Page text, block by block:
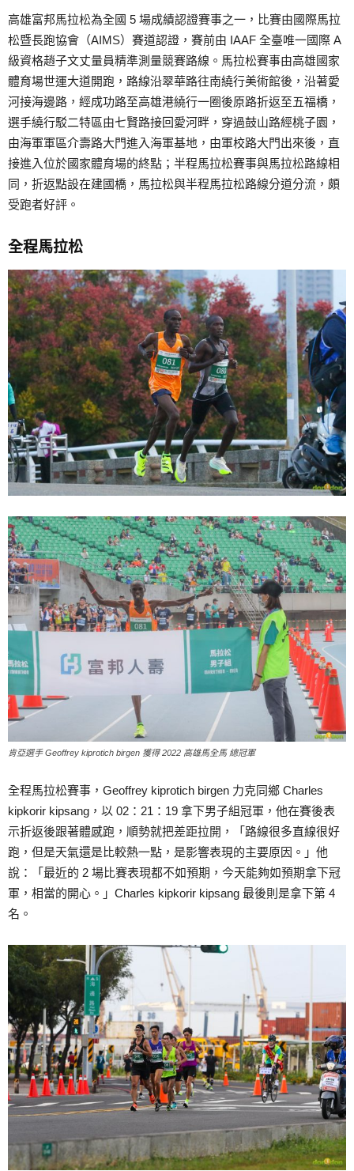
高雄富邦馬拉松為全國 5 場成績認證賽事之一，比賽由國際馬拉
松暨長跑協會（AIMS）賽道認證，賽前由 IAAF 全臺唯一國際 A
級資格趙子文丈量員精準測量競賽路線。馬拉松賽事由高雄國家
體育場世運大道開跑，路線沿翠華路往南繞行美術館後，沿著愛
河接海邊路，經成功路至高雄港繞行一圈後原路折返至五福橋，
選手繞行駁二特區由七賢路接回愛河畔，穿過鼓山路經桃子園，
由海軍軍區介壽路大門進入海軍基地，由軍校路大門出來後，直
接進入位於國家體育場的終點；半程馬拉松賽事與馬拉松路線相
同，折返點設在建國橋，馬拉松與半程馬拉松路線分道分流，頗
受跑者好評。
全程馬拉松
肯亞選手 Geoffrey kiprotich birgen 獲得 2022 高雄馬全馬 總冠軍
全程馬拉松賽事，Geoffrey kiprotich birgen 力克同鄉 Charles
kipkorir kipsang，以 02：21：19 拿下男子組冠軍，他在賽後表
示折返後跟著體感跑，順勢就把差距拉開，「路線很多直線很好
跑，但是天氣還是比較熱一點，是影響表現的主要原因。」他
說：「最近的 2 場比賽表現都不如預期，今天能夠如預期拿下冠
軍，相當的開心。」Charles kipkorir kipsang 最後則是拿下第 4
名。